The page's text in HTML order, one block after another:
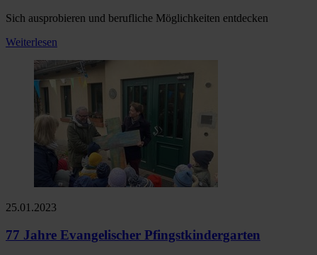
Sich ausprobieren und berufliche Möglichkeiten entdecken
Weiterlesen
25.01.2023
77 Jahre Evangelischer Pfingstkindergarten